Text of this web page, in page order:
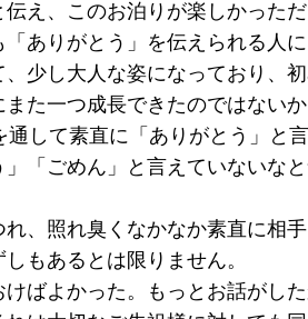
え、このお泊りが楽しかった
ありがとう」を伝えられる人
少し大人な姿になっており、
また一つ成長できたのではない
通して素直に「ありがとう」と
「ごめん」と言えていないな
、照れ臭くなかなか素直に相
もあるとは限りません。
ばよかった。もっとお話がし